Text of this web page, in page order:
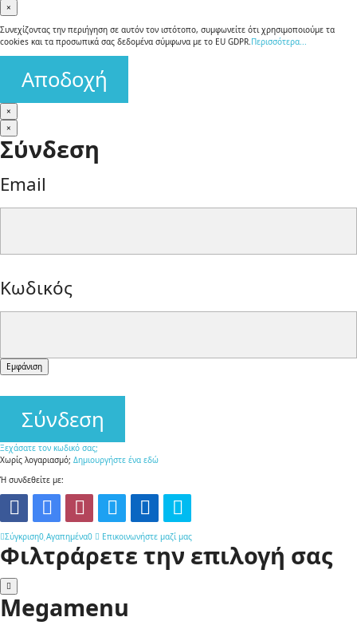
×
Συνεχίζοντας την περιήγηση σε αυτόν τον ιστότοπο, συμφωνείτε ότι χρησιμοποιούμε τα
cookies και τα προσωπικά σας δεδομένα σύμφωνα με το EU GDPR.Περισσότερα...
Αποδοχή
×
×
Σύνδεση
Email
control
Κωδικός
form-
controll
Εμφάνιση
Σύνδεση
Ξεχάσατε τον κωδικό σας;
Χωρίς λογαριασμό; Δημιουργήστε ένα εδώ
Ή συνδεθείτε με:
Σύγκριση0 Αγαπημένα0 Επικοινωνήστε μαζί μας
Φιλτράρετε την επιλογή σας
Megamenu